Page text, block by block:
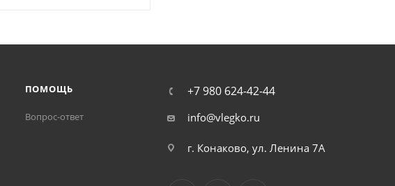
ПОМОЩЬ
Вопрос-ответ
+7 980 624-42-44
info@vlegko.ru
г. Конаково, ул. Ленина 7А